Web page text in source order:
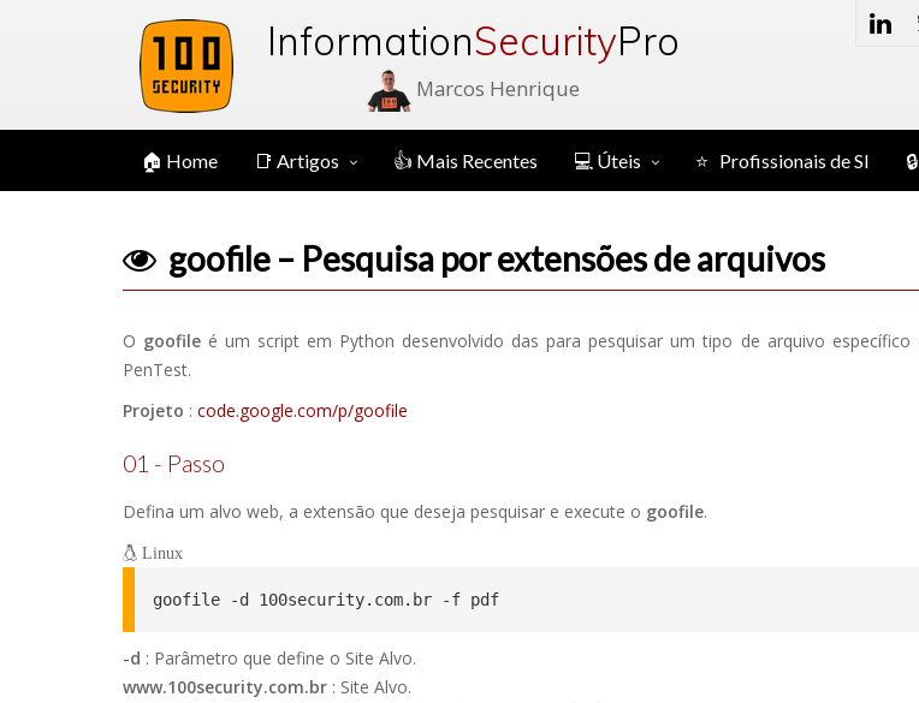
InformationSecurityPro
Marcos Henrique
🏠 Home 📑 Artigos 👍 Mais Recentes 💻 Úteis ⭐ Profissionais de SI
goofile – Pesquisa por extensões de arquivos
O goofile é um script em Python desenvolvido das para pesquisar um tipo de arquivo
PenTest.
Projeto : code.google.com/p/goofile
01 - Passo
Defina um alvo web, a extensão que deseja pesquisar e execute o goofile.
Linux
goofile -d 100security.com.br -f pdf
-d : Parâmetro que define o Site Alvo.
www.100security.com.br : Site Alvo.